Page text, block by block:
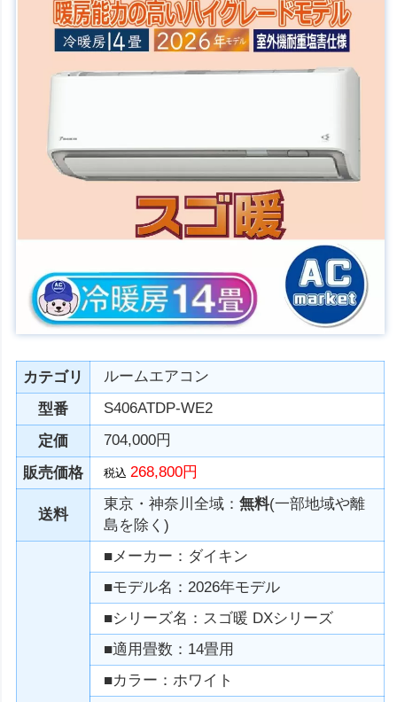
カテゴリ
ルームエアコン
型番
S406ATDP-WE2
定価
704,000円
販売価格
税込268,800円
送料
東京・神奈川全域：無料(一部地域や離
島を除く)
■メーカー：ダイキン
■モデル名：2026年モデル
■シリーズ名：スゴ暖 DXシリーズ
■適用畳数：14畳用
■カラー：ホワイト